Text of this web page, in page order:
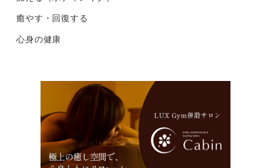
癒やす・回復する
心身の健康